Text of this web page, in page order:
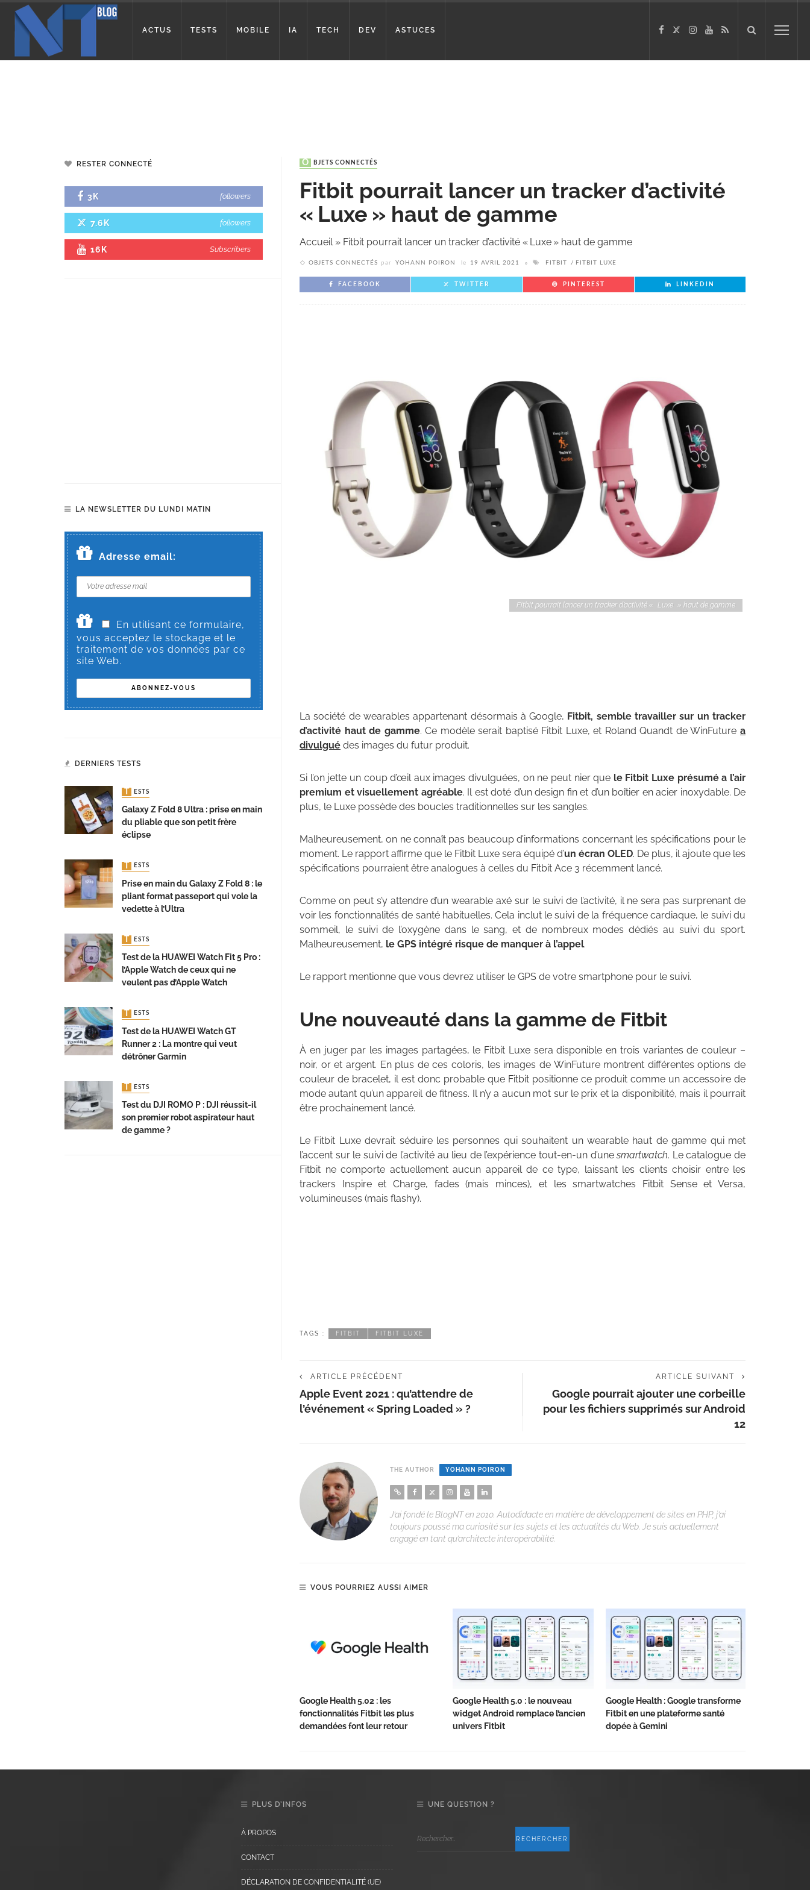
ACTUS TESTS MOBILE IA TECH DEV ASTUCES
OBJETS CONNECTÉS
Fitbit pourrait lancer un tracker d’activité
« Luxe » haut de gamme
Accueil» Fitbit pourrait lancer un tracker d’activité « Luxe » haut de gamme
OBJETS CONNECTÉS par YOHANN POIRON le 19 AVRIL 2021 FITBIT FITBIT LUXE
FACEBOOK TWITTER PINTEREST LINKEDIN
Fitbit pourrait lancer un tracker d’activité « Luxe » haut de gamme
La société de wearables appartenant désormais à Google, Fitbit, semble travailler sur un tracker
d’activité haut de gamme. Ce modèle serait baptisé Fitbit Luxe, et Roland Quandt de WinFuturea
divulgué des images du futur produit.
Si l’on jette un coup d’œil aux images divulguées, on ne peut nier que le Fitbit Luxe présumé a l’air
premium et visuellement agréable. Il est doté d’un design fin et d’un boîtier en acier inoxydable. De
plus, le Luxe possède des boucles traditionnelles sur les sangles.
Malheureusement, on ne connaît pas beaucoup d’informations concernant les spécifications pour le
moment. Le rapport affirme que le Fitbit Luxe sera équipé d’un écran OLED. De plus, il ajoute que les
spécifications pourraient être analogues à celles du Fitbit Ace 3 récemment lancé.
Comme on peut s’y attendre d’un wearable axé sur le suivi de l’activité, il ne sera pas surprenant de
voir les fonctionnalités de santé habituelles. Cela inclut le suivi de la fréquence cardiaque, le suivi du
sommeil, le suivi de l’oxygène dans le sang, et de nombreux modes dédiés au suivi du sport.
Malheureusement, le GPS intégré risque de manquer à l’appel.
Le rapport mentionne que vous devrez utiliser le GPS de votre smartphone pour le suivi.
Une nouveauté dans la gamme de Fitbit
À en juger par les images partagées, le Fitbit Luxe sera disponible en trois variantes de couleur –
noir, or et argent. En plus de ces coloris, les images de WinFuture montrent différentes options de
couleur de bracelet, il est donc probable que Fitbit positionne ce produit comme un accessoire de
mode autant qu’un appareil de fitness. Il n’y a aucun mot sur le prix et la disponibilité, mais il pourrait
être prochainement lancé.
Le Fitbit Luxe devrait séduire les personnes qui souhaitent un wearable haut de gamme qui met
l’accent sur le suivi de l’activité au lieu de l’expérience tout-en-un d’unesmartwatch. Le catalogue de
Fitbit ne comporte actuellement aucun appareil de ce type, laissant les clients choisir entre les
trackers Inspire et Charge, fades (mais minces), et les smartwatches Fitbit Sense et Versa,
volumineuses (mais flashy).
TAGS : FITBIT FITBIT LUXE
ARTICLE PRÉCÉDENT
Apple Event 2021 : qu’attendre de
l’événement « Spring Loaded » ?
ARTICLE SUIVANT
Google pourrait ajouter une corbeille
pour les fichiers supprimés sur Android
12
THE AUTHOR YOHANN POIRON
J’ai fondé le BlogNT en 2010. Autodidacte en matière de développement de sites en PHP, j’ai
toujours poussé ma curiosité sur les sujets et les actualités du Web. Je suis actuellement
engagé en tant qu’architecte interopérabilité.
VOUS POURRIEZ AUSSI AIMER
Google Health 5.02 : les
fonctionnalités Fitbit les plus
demandées font leur retour
Google Health 5.0 : le nouveau
widget Android remplace l’ancien
univers Fitbit
Google Health : Google transforme
Fitbit en une plateforme santé
dopée à Gemini
RESTER CONNECTÉ
3K followers
7.6K followers
16K Subscribers
LA NEWSLETTER DU LUNDI MATIN
Adresse email:
En utilisant ce formulaire,
vous acceptez le stockage et le
traitement de vos données par ce
site Web.
DERNIERS TESTS
TESTS
Galaxy Z Fold 8 Ultra : prise en main
du pliable que son petit frère
éclipse
TESTS
Prise en main du Galaxy Z Fold 8 : le
pliant format passeport qui vole la
vedette à l’Ultra
TESTS
Test de la HUAWEI Watch Fit 5 Pro :
l’Apple Watch de ceux qui ne
veulent pas d’Apple Watch
TESTS
Test de la HUAWEI Watch GT
Runner 2 : La montre qui veut
détrôner Garmin
TESTS
Test du DJI ROMO P : DJI réussit-il
son premier robot aspirateur haut
de gamme ?
PLUS D’INFOS
À PROPOS
CONTACT
DÉCLARATION DE CONFIDENTIALITÉ (UE)
UNE QUESTION ?